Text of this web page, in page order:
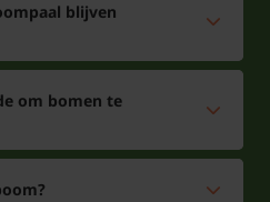
blijven
om bomen te